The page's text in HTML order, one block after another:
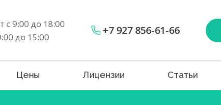
с 9:00 до 18:00
до 15:00
+7 927 856-61-66
Цены Лицензии Статьи